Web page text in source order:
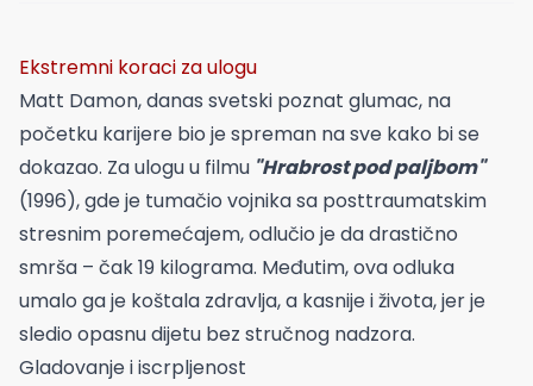
Ekstremni koraci za ulogu
Matt Damon, danas svetski poznat glumac, na
početku karijere bio je spreman na sve kako bi se
dokazao. Za ulogu u filmu "Hrabrost pod paljbom"
(1996), gde je tumačio vojnika sa posttraumatskim
stresnim poremećajem, odlučio je da drastično
smrša – čak 19 kilograma. Međutim, ova odluka
umalo ga je koštala zdravlja, a kasnije i života, jer je
sledio opasnu dijetu bez stručnog nadzora.
Gladovanje i iscrpljenost